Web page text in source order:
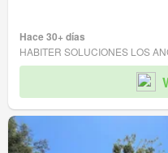
Hace 30+ días
HABITER SOLUCIONES LOS